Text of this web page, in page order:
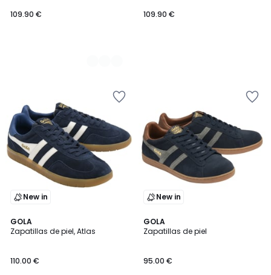
109.90 €
109.90 €
New in
GOLA
Zapatillas de piel, Atlas
110.00 €
New in
GOLA
Zapatillas de piel
95.00 €